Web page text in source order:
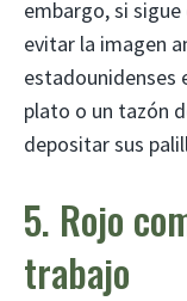
embargo, si
evitar la imagen
estadounidenses
plato o un tazón
depositar sus
5. Rojo
trabajo